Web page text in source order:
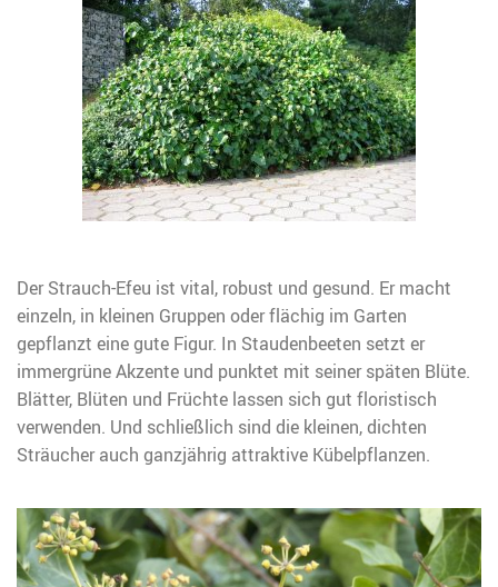
Der Strauch-Efeu ist vital, robust und gesund. Er macht
einzeln, in kleinen Gruppen oder flächig im Garten
gepflanzt eine gute Figur. In Staudenbeeten setzt er
immergrüne Akzente und punktet mit seiner späten Blüte.
Blätter, Blüten und Früchte lassen sich gut floristisch
verwenden. Und schließlich sind die kleinen, dichten
Sträucher auch ganzjährig attraktive Kübelpflanzen.